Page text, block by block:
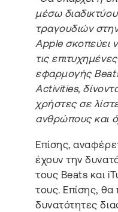
μέσω
τραγουδιών
Apple σκοπεύει
τις
εφαρμογής
Activities,
χρήστες σε
ανθρώπους και
Επίσης,
έχουν την
τους Beats και
τους. Επίσης, θα
δυνατότητες